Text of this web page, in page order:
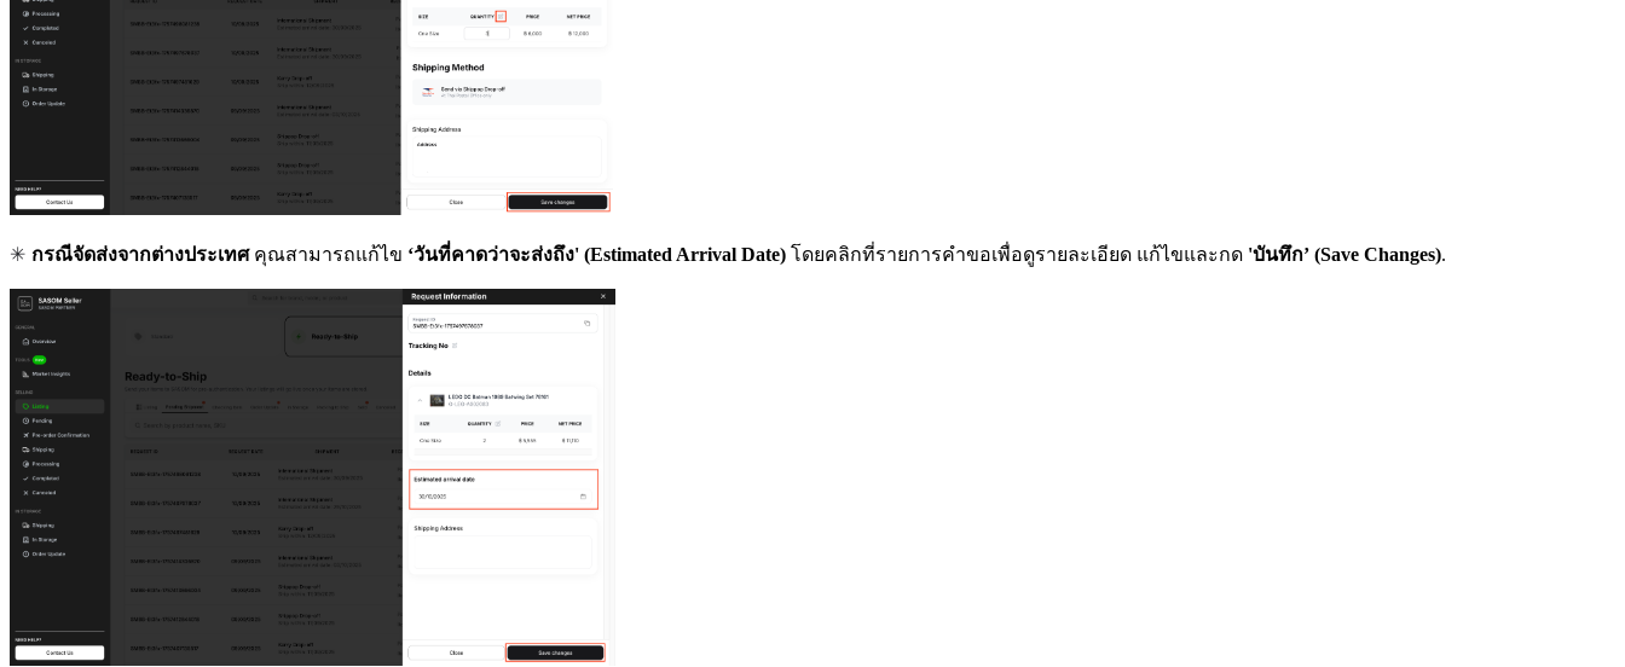
✳ กรณีจัดส่งจากต่างประเทศ คุณสามารถแก้ไข ‘วันที่คาดว่าจะส่งถึง' (Estimated Arrival Date) โดยคลิกที่รายการคำขอเพื่อดูรายละเอียด แก้ไขและกด 'บันทึก’ (Save Changes).